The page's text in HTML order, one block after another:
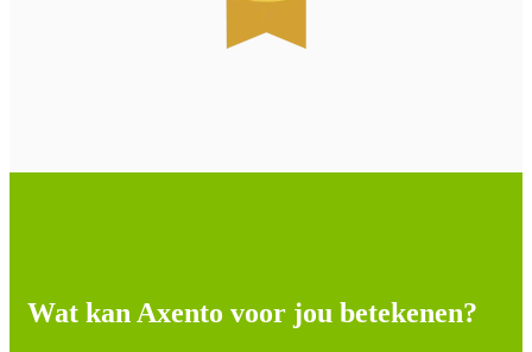
Wat kan Axento voor jou betekenen?